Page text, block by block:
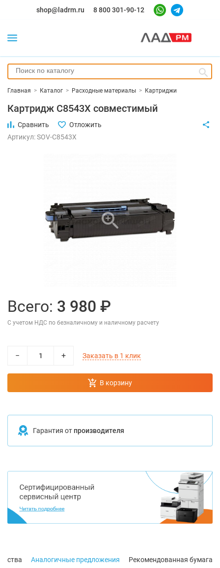
shop@ladrm.ru 8 800 301-90-12
Главная > Каталог > Расходные материалы > Картриджи
Картридж C8543X совместимый
Сравнить
Отложить
Артикул: SOV-C8543X
Всего: 3 980 ₽
С учетом НДС по безналичному и наличному расчету
− + Заказать в 1 клик
В корзину
Гарантия от производителя
Аналогичные предложения Рекомендованная бумага